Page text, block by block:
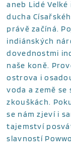
aneb Lidé
ducha
právě začíná.
indiánských
dovednostmi
naše koně.
ostrova i
voda a země
zkouškách.
se nám zjeví i
tajemství
slavností